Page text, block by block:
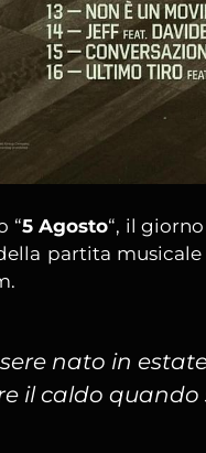
“5 Agosto“, il
partita
nato in
il caldo quando